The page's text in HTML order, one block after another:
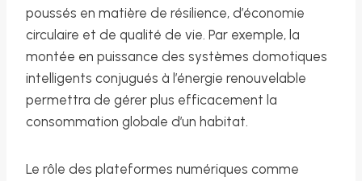
poussés en matière de résilience, d’économie
circulaire et de qualité de vie. Par exemple, la
montée en puissance des systèmes domotiques
intelligents conjugués à l’énergie renouvelable
permettra de gérer plus efficacement la
consommation globale d’un habitat.
Le rôle des plateformes numériques comme